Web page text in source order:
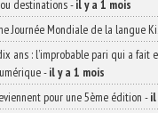
destinations-il y a 1 mois
Journée Mondiale de la langue
ans : l’improbable pari qui a fait
-il y a 1 mois
pour une 5ème édition -il